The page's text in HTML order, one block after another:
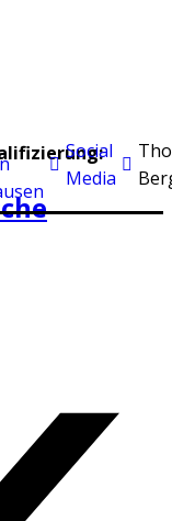
Social
Media